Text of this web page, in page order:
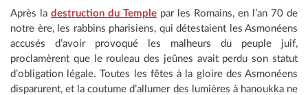
Après la destruction du Temple par les Romains, en l’an 70 de
notre ère, les rabbins pharisiens, qui détestaient les Asmonéens
accusés d’avoir provoqué les malheurs du peuple juif,
proclamèrent que le rouleau des jeûnes avait perdu son statut
d’obligation légale. Toutes les fêtes à la gloire des Asmonéens
disparurent, et la coutume d’allumer des lumières à hanoukka ne